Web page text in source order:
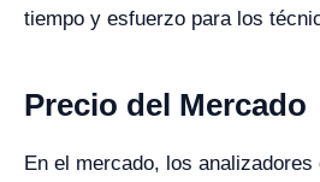
tiempo y esfuerzo para los
Precio del Mercado
En el mercado, los analizadores